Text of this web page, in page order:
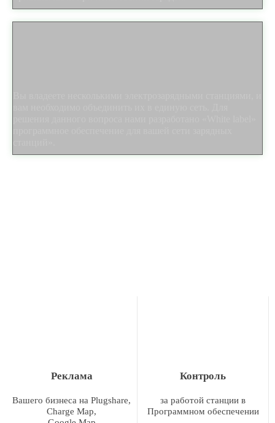
Реклама
Вашего бизнеса на Plugshare,
Charge Map,
Контроль
за работой станции в
Программном обеспечении